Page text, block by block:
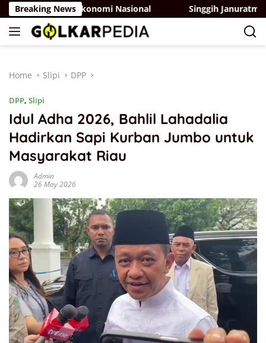
Skip
to
content
Breaking NewsEkonomi Nasional Singgih Januratmoko
Home Slipi DPP
DPP, Slipi
Idul Adha 2026, Bahlil Lahadalia
Hadirkan Sapi Kurban Jumbo untuk
Masyarakat Riau
Admin
26 May 2026